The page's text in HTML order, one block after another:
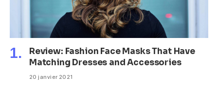
Review: Fashion Face Masks That Have
Matching Dresses and Accessories
20 janvier 2021